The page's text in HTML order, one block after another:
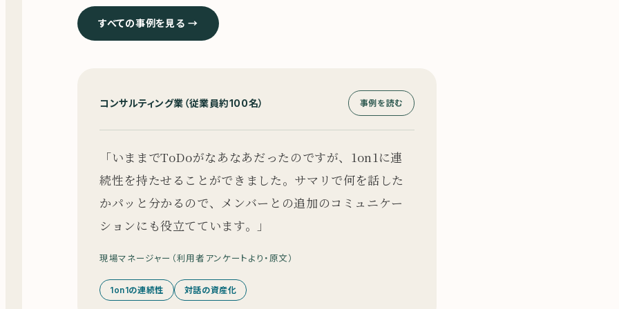
すべての事例を見る →
コンサルティング業（従業員約100名） 事例を読む
「いままでToDoがなあなあだったのですが、1on1に連
続性を持たせることができました。サマリで何を話した
かパッと分かるので、メンバーとの追加のコミュニケー
ションにも役立てています。
」
現場マネージャー（利用者アンケートより・原文）
1on1の連続性 対話の資産化